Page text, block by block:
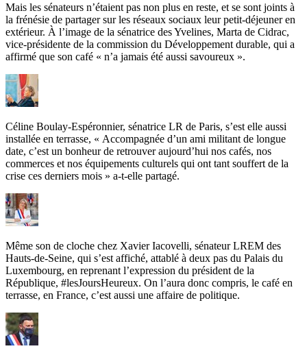
Mais les sénateurs n’étaient pas non plus en reste, et se sont joints à
la frénésie de partager sur les réseaux sociaux leur petit-déjeuner en
extérieur. À l’image de la sénatrice des Yvelines, Marta de Cidrac,
vice-présidente de la commission du Développement durable, qui a
affirmé que son café « n’a jamais été aussi savoureux ».
Céline Boulay-Espéronnier, sénatrice LR de Paris, s’est elle aussi
installée en terrasse, « Accompagnée d’un ami militant de longue
date, c’est un bonheur de retrouver aujourd’hui nos cafés, nos
commerces et nos équipements culturels qui ont tant souffert de la
crise ces derniers mois » a-t-elle partagé.
Même son de cloche chez Xavier Iacovelli, sénateur LREM des
Hauts-de-Seine, qui s’est affiché, attablé à deux pas du Palais du
Luxembourg, en reprenant l’expression du président de la
République, #lesJoursHeureux. On l’aura donc compris, le café en
terrasse, en France, c’est aussi une affaire de politique.